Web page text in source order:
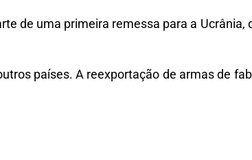
de uma primeira remessa para a Ucrânia,
países. A reexportação de armas de